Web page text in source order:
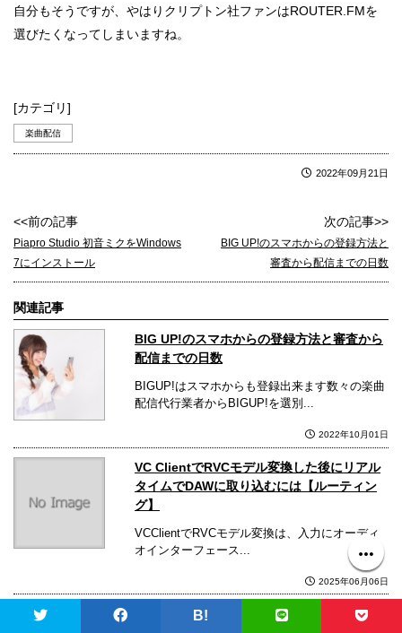
自分もそうですが、やはりクリプトン社ファンはROUTER.FMを
選びたくなってしまいますね。
[カテゴリ]
楽曲配信
2022年09月21日
<<前の記事
Piapro Studio 初音ミクをWindows
7にインストール
次の記事>>
BIG UP!のスマホからの登録方法と
審査から配信までの日数
関連記事
BIG UP!のスマホからの登録方法と審査から
配信までの日数
BIGUP!はスマホからも登録出来ます数々の楽曲
配信代行業者からBIGUP!を選別...
2022年10月01日
VC ClientでRVCモデル変換した後にリアル
タイムでDAWに取り込むには【ルーティン
グ】
VCClientでRVCモデル変換は、入力にオーディ
オインターフェース...
2025年06月06日
B!